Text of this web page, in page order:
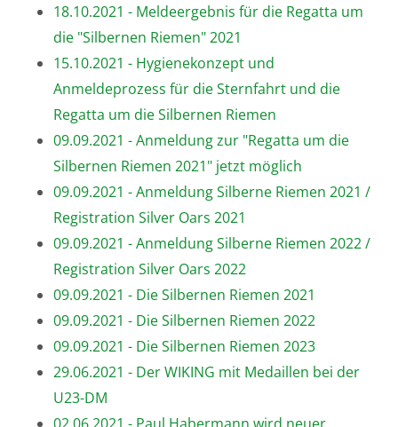
18.10.2021 - Meldeergebnis für die Regatta um
die "Silbernen Riemen" 2021
15.10.2021 - Hygienekonzept und
Anmeldeprozess für die Sternfahrt und die
Regatta um die Silbernen Riemen
09.09.2021 - Anmeldung zur "Regatta um die
Silbernen Riemen 2021" jetzt möglich
09.09.2021 - Anmeldung Silberne Riemen 2021 /
Registration Silver Oars 2021
09.09.2021 - Anmeldung Silberne Riemen 2022 /
Registration Silver Oars 2022
09.09.2021 - Die Silbernen Riemen 2021
09.09.2021 - Die Silbernen Riemen 2022
09.09.2021 - Die Silbernen Riemen 2023
29.06.2021 - Der WIKING mit Medaillen bei der
U23-DM
02.06.2021 - Paul Habermann wird neuer